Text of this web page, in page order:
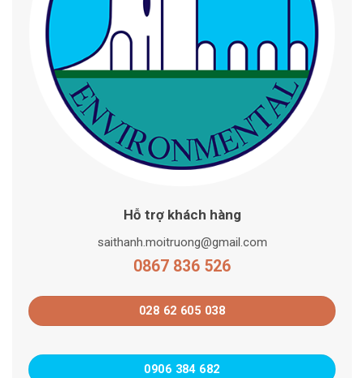
Hỗ trợ khách hàng
saithanh.moitruong@gmail.com
0867 836 526
028 62 605 038
0906 384 682